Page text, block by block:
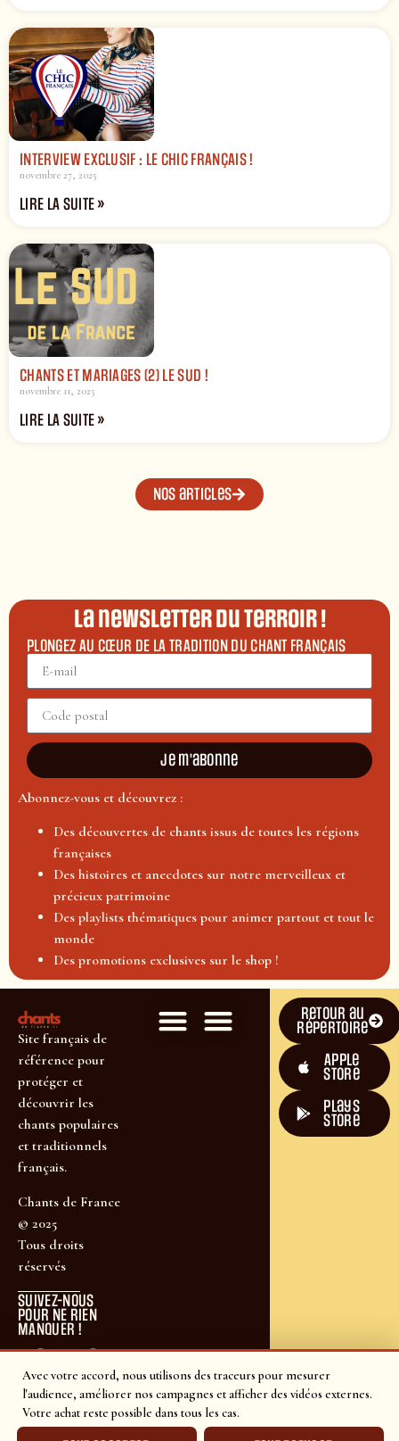
Avec votre accord, nous utilisons des traceurs pour mesurer
l'audience, améliorer nos campagnes et afficher des vidéos externes.
Votre achat reste possible dans tous les cas.
INTERVIEW EXCLUSIF : LE CHIC FRANÇAIS !
novembre 27, 2025
LIRE LA SUITE »
CHANTS ET MARIAGES (2) LE SUD !
novembre 11, 2025
LIRE LA SUITE »
Nos articles
La newsletter du terroir !
PLONGEZ AU CŒUR DE LA TRADITION DU CHANT FRANÇAIS
Je m'abonne
Abonnez-vous et découvrez :
Des découvertes de chants issus de toutes les régions
françaises
Des histoires et anecdotes sur notre merveilleux et
précieux patrimoine
Des playlists thématiques pour animer partout et tout le
monde
Des promotions exclusives sur le shop !
Site français de
référence pour
protéger et
découvrir les
chants populaires
et traditionnels
français.
Chants de France
© 2025
Tous droits
réservés
SUIVEZ-NOUS
POUR NE RIEN
MANQUER !
Retour au
répertoire
Apple
Store
plays
store